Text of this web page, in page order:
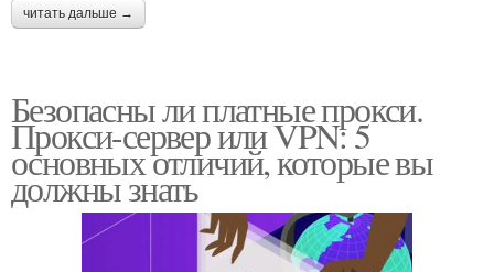
читать дальше →
Безопасны ли платные прокси.
Прокси-сервер или VPN: 5
основных отличий, которые вы
должны знать